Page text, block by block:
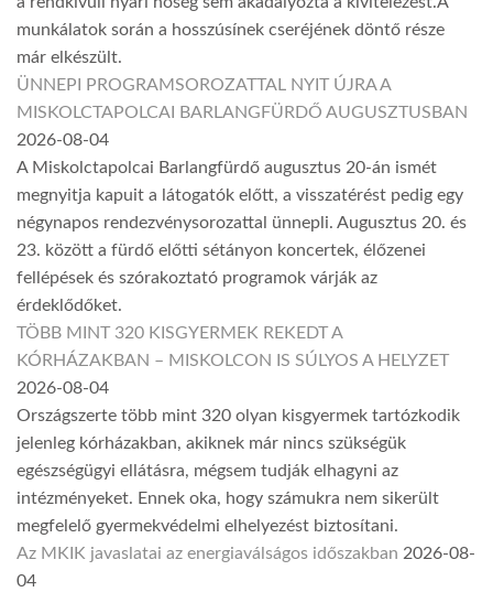
munkálatok során a hosszúsínek cseréjének döntő része
már elkészült.
ÜNNEPI PROGRAMSOROZATTAL NYIT ÚJRA A
MISKOLCTAPOLCAI BARLANGFÜRDŐ AUGUSZTUSBAN
2026-08-04
A Miskolctapolcai Barlangfürdő augusztus 20-án ismét
megnyitja kapuit a látogatók előtt, a visszatérést pedig egy
négynapos rendezvénysorozattal ünnepli. Augusztus 20. és
23. között a fürdő előtti sétányon koncertek, élőzenei
fellépések és szórakoztató programok várják az
érdeklődőket.
TÖBB MINT 320 KISGYERMEK REKEDT A
KÓRHÁZAKBAN – MISKOLCON IS SÚLYOS A HELYZET
2026-08-04
Országszerte több mint 320 olyan kisgyermek tartózkodik
jelenleg kórházakban, akiknek már nincs szükségük
egészségügyi ellátásra, mégsem tudják elhagyni az
intézményeket. Ennek oka, hogy számukra nem sikerült
megfelelő gyermekvédelmi elhelyezést biztosítani.
Az MKIK javaslatai az energiaválságos időszakban 2026-08-
04